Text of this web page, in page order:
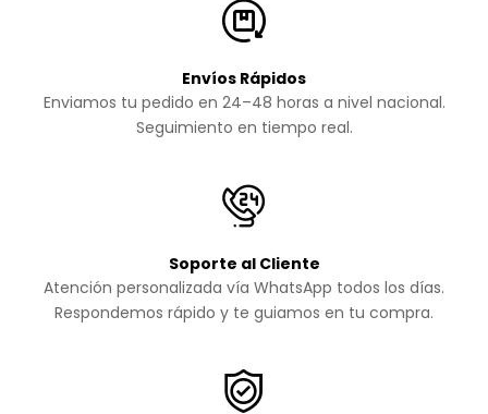
Envíos Rápidos
Enviamos tu pedido en 24–48 horas a nivel nacional.
Seguimiento en tiempo real.
Soporte al Cliente
Atención personalizada vía WhatsApp todos los días.
Respondemos rápido y te guiamos en tu compra.